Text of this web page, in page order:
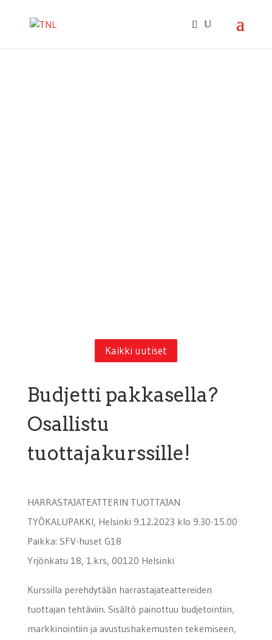
Kaikki uutiset
Budjetti pakkasella?
Osallistu
tuottajakurssille!
HARRASTAJATEATTERIN TUOTTAJAN
TYÖKALUPAKKI, Helsinki 9.12.2023 klo 9.30-15.00
Paikka: SFV-huset G18
Yrjönkatu 18, 1.krs, 00120 Helsinki
Kurssilla perehdytään harrastajateattereiden
tuottajan tehtäviin. Sisältö painottuu budjetointiin,
markkinointiin ja avustushakemusten tekemiseen,